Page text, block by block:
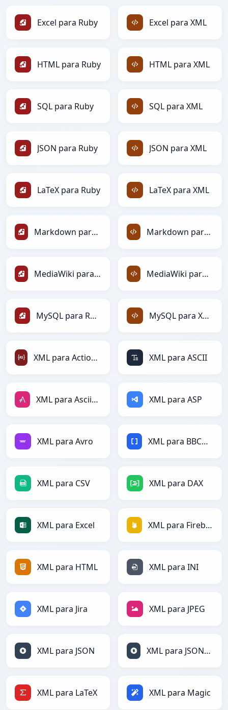
Excel para Ruby Excel para XML
HTML para Ruby HTML para XML
SQL para Ruby SQL para XML
JSON para Ruby JSON para XML
LaTeX para Ruby LaTeX para XML
Markdown para Ruby Markdown para XML
MediaWiki para Ruby MediaWiki para XML
MySQL para Ruby MySQL para XML
XML para ActionScript XML para ASCII
XML para AsciiDoc XML para ASP
XML para Avro XML para BBCode
XML para CSV XML para DAX
XML para Excel XML para Firebase
XML para HTML XML para INI
XML para Jira XML para JPEG
XML para JSON XML para JSONLines
XML para LaTeX XML para Magic